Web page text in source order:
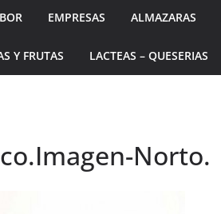
EMPRESAS ALMAZARAS
Y FRUTAS LACTEAS – QUESERIAS
Norto.